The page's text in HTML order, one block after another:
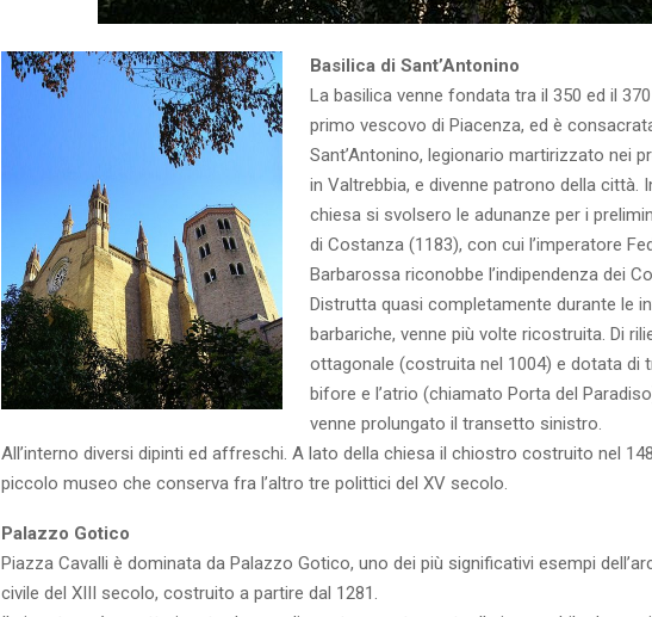
Basilica di Sant’Antonino
La basilica venne fondata tra il 350 ed il
primo vescovo di Piacenza, ed è
Sant’Antonino, legionario martirizzato nei
in Valtrebbia, e divenne patrono della città.
chiesa si svolsero le adunanze per i
di Costanza (1183), con cui l’imperatore
Barbarossa riconobbe l’indipendenza dei
Distrutta quasi completamente durante le
barbariche, venne più volte ricostruita. Di
ottagonale (costruita nel 1004) e dotata di
bifore e l’atrio (chiamato Porta del
venne prolungato il transetto sinistro.
All’interno diversi dipinti ed affreschi. A lato della chiesa il chiostro costruito nel
piccolo museo che conserva fra l’altro tre polittici del XV secolo.
Palazzo Gotico
Piazza Cavalli è dominata da Palazzo Gotico, uno dei più significativi esempi
civile del XIII secolo, costruito a partire dal 1281.